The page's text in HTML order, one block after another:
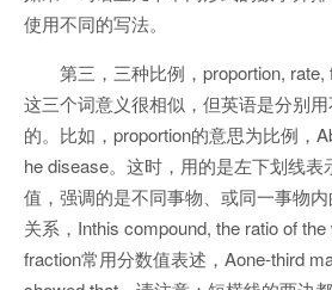
使用不同的写法。
第三，三种比例，proportion, rate,
这三个词意义很相似，但英语是分别
的。比如，proportion的意思为比例，
he disease。这时，用的是左下划线表
值，强调的是不同事物、或同一事物
关系，Inthis compound, the ratio of
fraction常用分数值表述，Aone-third